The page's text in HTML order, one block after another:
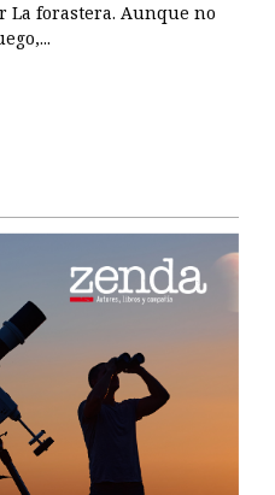
forastera. Aunque no